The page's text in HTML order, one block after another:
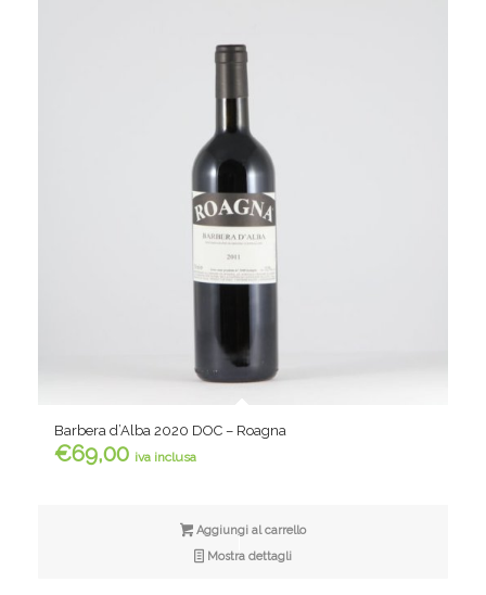
Barbera d’Alba 2020 DOC – Roagna
€69,00 iva inclusa
Aggiungi al carrello
Mostra dettagli